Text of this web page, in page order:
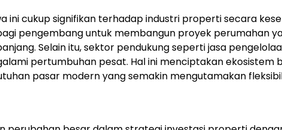
ini cukup signifikan terhadap industri properti secara
pengembang untuk membangun proyek perumahan
Selain itu, sektor pendukung seperti jasa
pertumbuhan pesat. Hal ini menciptakan ekosistem
pasar modern yang semakin mengutamakan